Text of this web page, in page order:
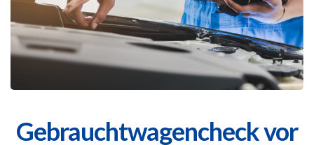
Gebrauchtwagencheck vor